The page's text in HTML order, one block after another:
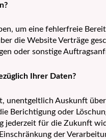
um eine fehlerfreie
die Website Verträge
oder sonstige
Ihrer Daten?
unentgeltlich Auskunft
Berichtigung oder
jederzeit für die Zukunft
der